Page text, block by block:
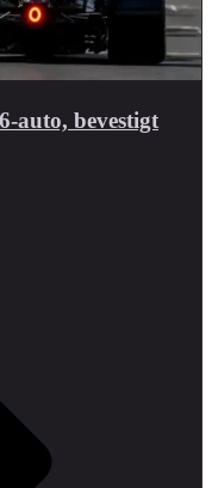
auto, bevestigt